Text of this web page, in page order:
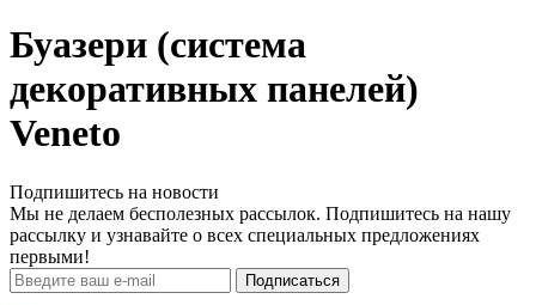
Буазери (система
декоративных панелей)
Veneto
Подпишитесь на новости
Мы не делаем бесполезных рассылок. Подпишитесь на нашу
рассылку и узнавайте о всех специальных предложениях
первыми!
Подписаться